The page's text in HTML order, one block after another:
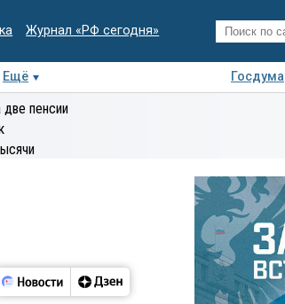
Журнал «РФ сегодня»
Ещё Госдума
Деловая
пенсии